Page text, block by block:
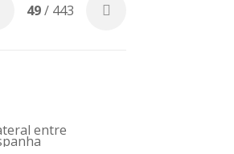
49/ 443